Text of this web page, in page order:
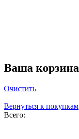
Ваша корзина
Очистить
Вернуться к покупкам
Всего: